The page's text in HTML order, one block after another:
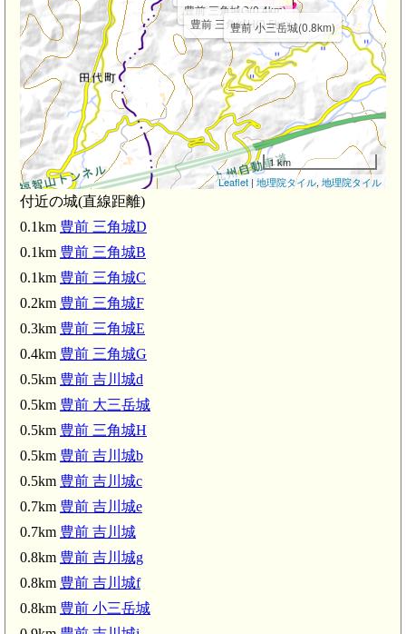
豊前 三角城G(0.4km)
豊前 三角城H(0.5km)
豊前 小三岳城(0.8km)
1 km
Leaflet | 地理院タイル, 地理院タイル
付近の城(直線距離)
0.1km 豊前 三角城D
0.1km 豊前 三角城B
0.1km 豊前 三角城C
0.2km 豊前 三角城F
0.3km 豊前 三角城E
0.4km 豊前 三角城G
0.5km 豊前 吉川城d
0.5km 豊前 大三岳城
0.5km 豊前 三角城H
0.5km 豊前 吉川城b
0.5km 豊前 吉川城c
0.7km 豊前 吉川城e
0.7km 豊前 吉川城
0.8km 豊前 吉川城g
0.8km 豊前 吉川城f
0.8km 豊前 小三岳城